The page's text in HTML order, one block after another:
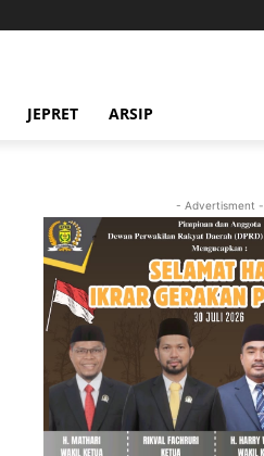
JEPRET ARSIP
- Advertisment -